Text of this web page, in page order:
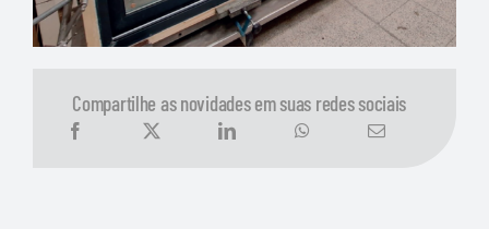
Compartilhe as novidades em suas redes sociais